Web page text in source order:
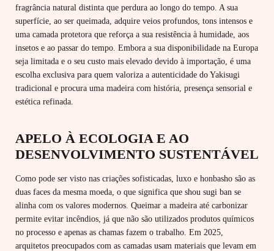
fragrância natural distinta que perdura ao longo do tempo. A sua
superfície, ao ser queimada, adquire veios profundos, tons intensos e
uma camada protetora que reforça a sua resistência à humidade, aos
insetos e ao passar do tempo. Embora a sua disponibilidade na Europa
seja limitada e o seu custo mais elevado devido à importação, é uma
escolha exclusiva para quem valoriza a autenticidade do Yakisugi
tradicional e procura uma madeira com história, presença sensorial e
estética refinada.
APELO À ECOLOGIA E AO
DESENVOLVIMENTO SUSTENTÁVEL
Como pode ser visto nas criações sofisticadas, luxo e honbasho são as
duas faces da mesma moeda, o que significa que shou sugi ban se
alinha com os valores modernos. Queimar a madeira até carbonizar
permite evitar incêndios, já que não são utilizados produtos químicos
no processo e apenas as chamas fazem o trabalho. Em 2025,
arquitetos preocupados com as camadas usam materiais que levam em